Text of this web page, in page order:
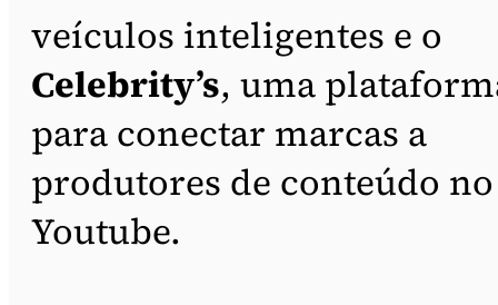
veículos inteligentes e o
Celebrity’s, uma
para conectar marcas a
produtores de conteúdo no
Youtube.